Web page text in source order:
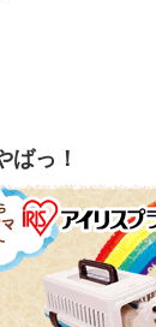
ばっ！